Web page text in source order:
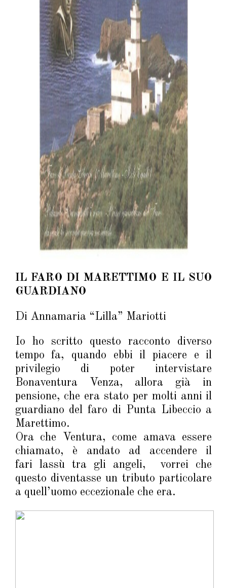
IL FARO DI MARETTIMO E IL SUO
GUARDIANO
Di Annamaria “Lilla” Mariotti
Io ho scritto questo racconto diverso
tempo fa, quando ebbi il piacere e il
privilegio di poter intervistare
Bonaventura Venza, allora già in
pensione, che era stato per molti anni il
guardiano del faro di Punta Libeccio a
Marettimo.
Ora che Ventura, come amava essere
chiamato, è andato ad accendere il
fari lassù tra gli angeli, vorrei che
questo diventasse un tributo particolare
a quell’uomo eccezionale che era.